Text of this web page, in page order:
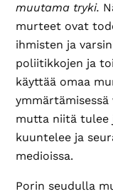
muutama tryki.
murteet ovat
ihmisten ja
poliitikkojen ja
käyttää omaa
mutta niitä tulee
kuuntelee ja
medioissa.
Porin seudulla